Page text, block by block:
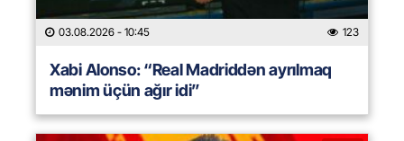
03.08.2026 - 10:45 123
Xabi Alonso: “Real Madriddən ayrılmaq
mənim üçün ağır idi”